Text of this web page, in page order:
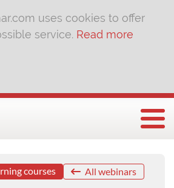
uses cookies to offer
service. Read more
courses All webinars